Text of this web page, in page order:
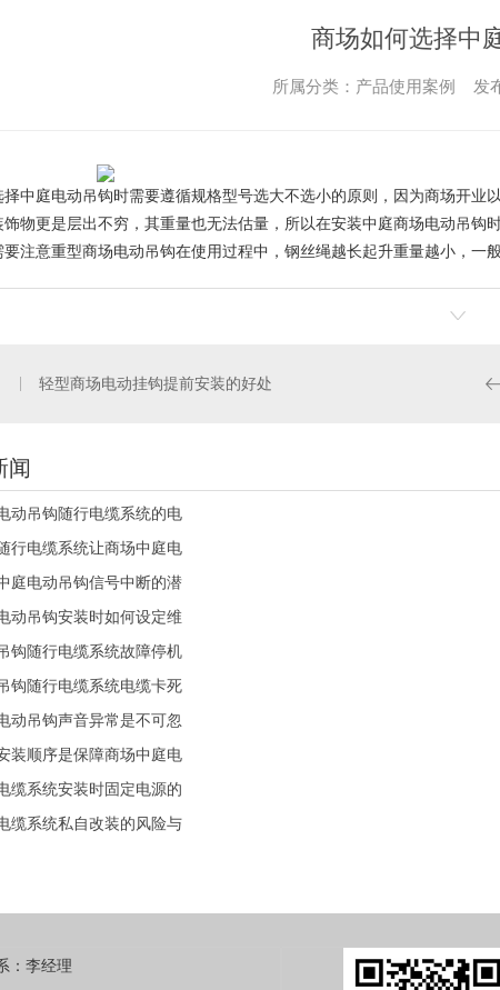
商场如何选择中
所属分类：产品使用案例 发
择中庭电动吊钩时需要遵循规格型号选大不选小的原则，因为商场开
物更是层出不穷，其重量也无法估量，所以在安装中庭商场电动吊钩
要注意重型商场电动吊钩在使用过程中，钢丝绳越长起升重量越小，一
轻型商场电动挂钩提前安装的好处
闻
动吊钩随行电缆系统的电
行电缆系统让商场中庭电
庭电动吊钩信号中断的潜
动吊钩安装时如何设定维
钩随行电缆系统故障停机
钩随行电缆系统电缆卡死
动吊钩声音异常是不可忽
装顺序是保障商场中庭电
缆系统安装时固定电源的
缆系统私自改装的风险与
：李经理